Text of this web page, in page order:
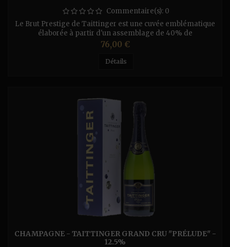
Commentaire(s): 0
Le Brut Prestige de Taittinger est une cuvée emblématique
élaborée à partir d'un assemblage de 40% de
Chardonnay et de 60% de Pinot Noir et Pinot Meunier,
provenant de plus de 35 crus. C’est une cuvée qui marie
plusieurs vendanges soigneusement sélectionnées afin de
Prix
76,00 €
Détails
CHAMPAGNE - TAITTINGER GRAND CRU "PRÉLUDE" -
12.5%